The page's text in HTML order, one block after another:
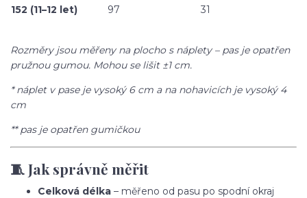
152 (11–12 let)
97 31
Rozměry jsou měřeny na plocho s náplety – pas je opatřen
pružnou gumou. Mohou se lišit ±1 cm.
* náplet v pase je vysoký 6 cm a na nohavicích je vysoký 4
cm
** pas je opatřen gumičkou
🧵 Jak správně měřit
Celková délka – měřeno od pasu po spodní okraj